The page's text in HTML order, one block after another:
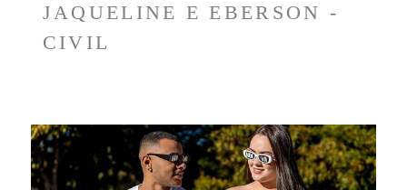
JAQUELINE E EBERSON -
CIVIL